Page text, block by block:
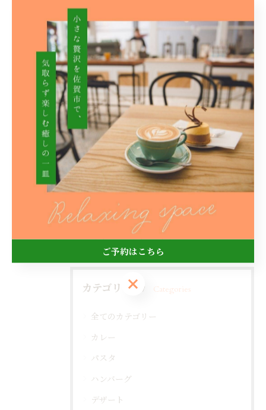
--------------------------------------------------------------------
ランチ
< 前のページ 一覧に戻る 次のページ >
関連タグ
#パスタ
カテゴリー Categories
全てのカテゴリー
カレー
パスタ
ハンバーグ
デザート
ご予約はこちら
ご予約はこちら